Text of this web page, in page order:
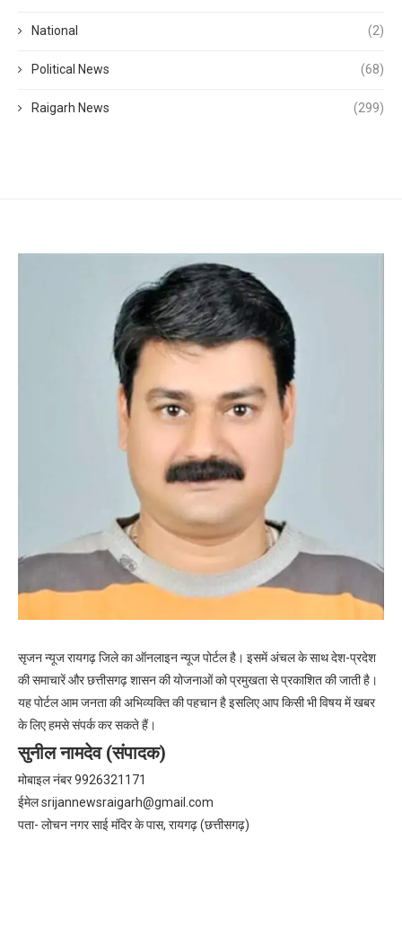
National (2)
Political News (68)
Raigarh News (299)
सृजन न्यूज रायगढ़ जिले का ऑनलाइन न्यूज पोर्टल है। इसमें अंचल के साथ देश-प्रदेश
की समाचारें और छत्तीसगढ़ शासन की योजनाओं को प्रमुखता से प्रकाशित की जाती है।
यह पोर्टल आम जनता की अभिव्यक्ति की पहचान है इसलिए आप किसी भी विषय में खबर
के लिए हमसे संपर्क कर सकते हैं।
सुनील नामदेव (संपादक)
मोबाइल नंबर 9926321171
ईमेलsrijannewsraigarh@gmail.com
पता- लोचन नगर साई मंदिर के पास, रायगढ़ (छत्तीसगढ़)